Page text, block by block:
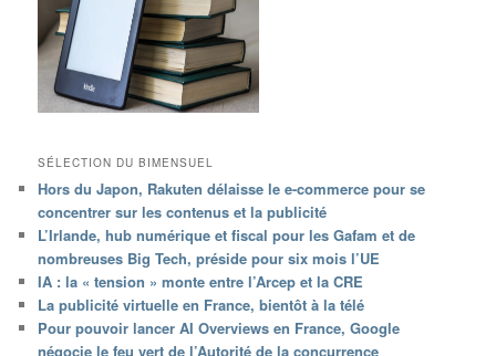
SÉLECTION DU BIMENSUEL
Hors du Japon, Rakuten délaisse le e-commerce pour se
concentrer sur les contenus et la publicité
L’Irlande, hub numérique et fiscal pour les Gafam et de
nombreuses Big Tech, préside pour six mois l’UE
IA : la « tension » monte entre l’Arcep et la CRE
La publicité virtuelle en France, bientôt à la télé
Pour pouvoir lancer AI Overviews en France, Google
négocie le feu vert de l’Autorité de la concurrence